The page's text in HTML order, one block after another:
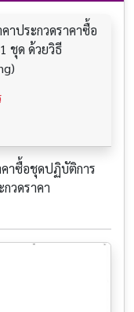
าประกวดราคาซื้อ
ชุด ด้วยวิธี
คาซื้อชุดปฏิบัติการ
วดราคา